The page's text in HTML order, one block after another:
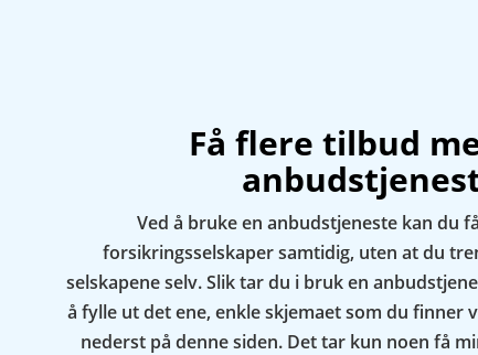
Få flere tilbud
Ved å bruke en anbudstjeneste kan du
forsikringsselskaper samtidig, uten at du
selskapene selv. Slik tar du i bruk en
å fylle ut det ene, enkle skjemaet som du finner
nederst på denne siden. Det tar kun noen få